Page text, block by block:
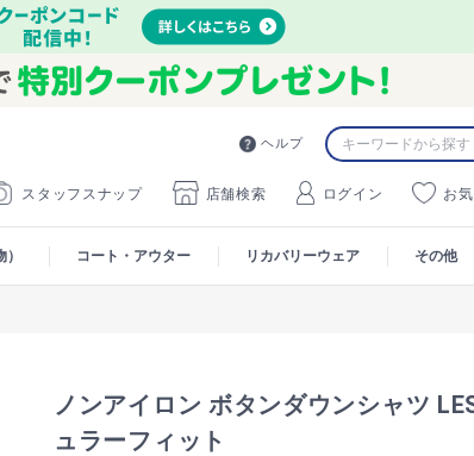
ヘルプ
スタッフスナップ 店舗検索 ログイン お
コート・アウター リカバリーウェア その他
ノンアイロン ボタンダウンシャツ
ュラーフィット